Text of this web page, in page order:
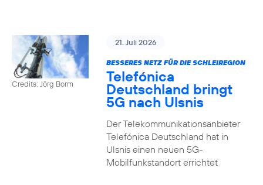
Credits: Jörg Borm
21. Juli 2026
BESSERES NETZ FÜR DIE SCHLEIREGION
Telefónica
Deutschland bringt
5G nach Ulsnis
Der Telekommunikationsanbieter
Telefónica Deutschland hat in
Ulsnis einen neuen 5G-
Mobilfunkstandort errichtet